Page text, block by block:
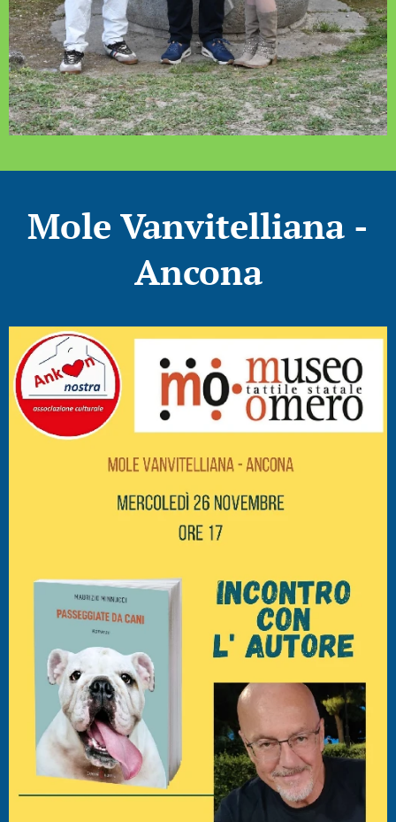
Mole Vanvitelliana -
Ancona